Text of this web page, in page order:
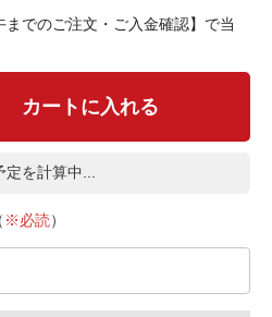
までのご注文・ご入金確認】で当
カートに入れる
定を計算中...
※必読）